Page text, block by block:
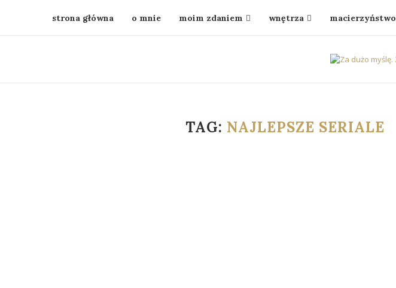
strona główna o mnie moim zdaniem wnętrza macierzyństwo
TAG: NAJLEPSZE SERIALE